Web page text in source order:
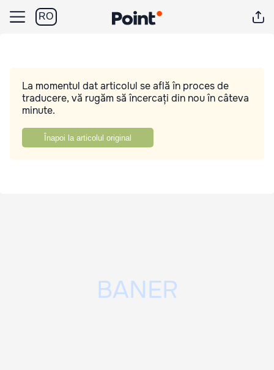
RO
La momentul dat articolul se află în proces de
traducere, vă rugăm să încercați din nou în câteva
minute.
Înapoi la articolul original